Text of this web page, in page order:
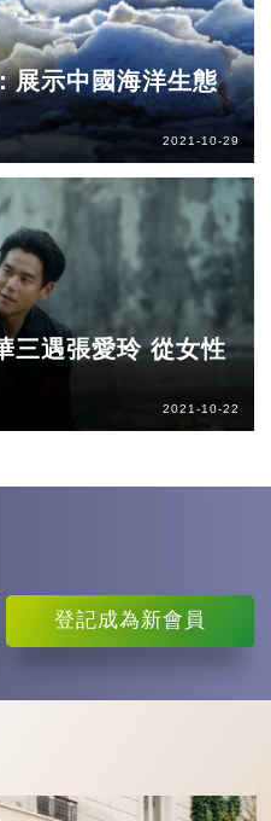
展示中國海洋生態
2021-10-29
三遇張愛玲 從女性
2021-10-22
登記成為新會員